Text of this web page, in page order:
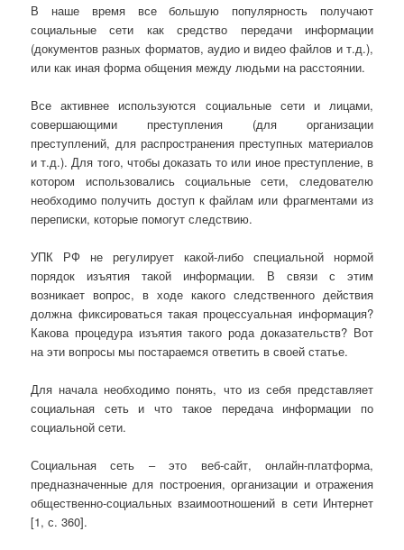
В наше время все большую популярность получают
социальные сети как средство передачи информации
(документов разных форматов, аудио и видео файлов и т.д.),
или как иная форма общения между людьми на расстоянии.
Все активнее используются социальные сети и лицами,
совершающими преступления (для организации
преступлений, для распространения преступных материалов
и т.д.). Для того, чтобы доказать то или иное преступление, в
котором использовались социальные сети, следователю
необходимо получить доступ к файлам или фрагментами из
переписки, которые помогут следствию.
УПК РФ не регулирует какой-либо специальной нормой
порядок изъятия такой информации. В связи с этим
возникает вопрос, в ходе какого следственного действия
должна фиксироваться такая процессуальная информация?
Какова процедура изъятия такого рода доказательств? Вот
на эти вопросы мы постараемся ответить в своей статье.
Для начала необходимо понять, что из себя представляет
социальная сеть и что такое передача информации по
социальной сети.
Социальная сеть – это веб-сайт, онлайн-платформа,
предназначенные для построения, организации и отражения
общественно-социальных взаимоотношений в сети Интернет
[1, с. 360].